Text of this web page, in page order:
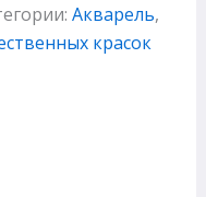
Акварель,
красок